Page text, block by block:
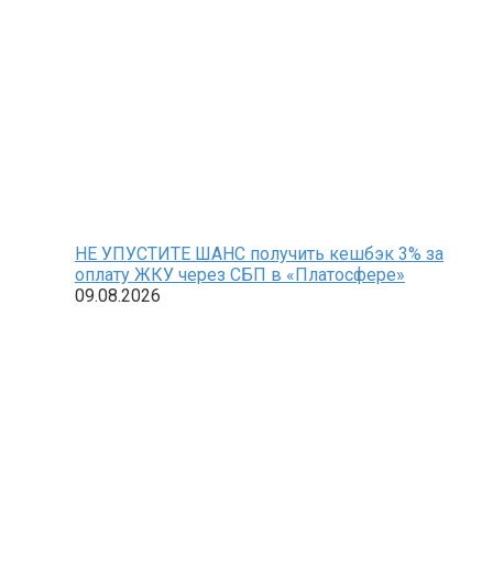
НЕ УПУСТИТЕ ШАНС получить кешбэк 3% за
оплату ЖКУ через СБП в «Платосфере»
09.08.2026